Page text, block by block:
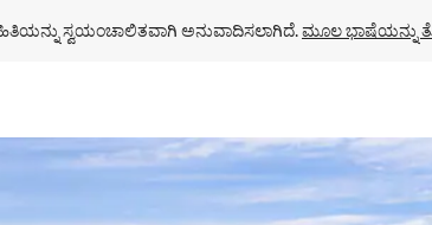
ಸ್ವಯಂಚಾಲಿತವಾಗಿ ಅನುವಾದಿಸಲಾಗಿದೆ. ಮೂಲ ಭಾಷೆಯನ್ನು